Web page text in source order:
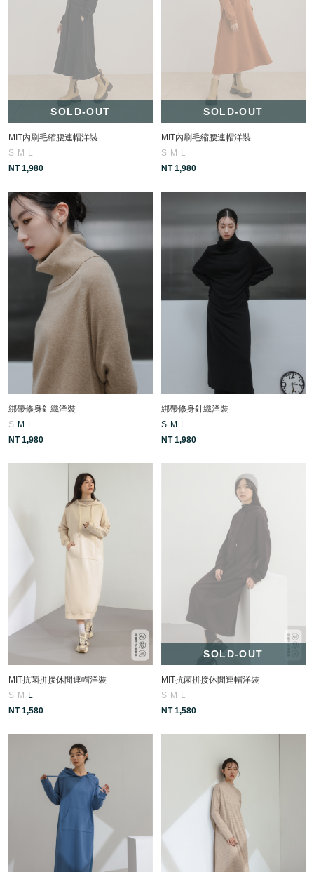
SOLD-OUT
MIT內刷毛縮腰連帽洋裝
S M
L
NT 1,980
SOLD-OUT
MIT內刷毛縮腰連帽洋裝
S M
L
NT 1,980
綁帶修身針織洋裝
S M L
NT 1,980
綁帶修身針織洋裝
S M L
NT 1,980
MIT抗菌拼接休閒連帽洋裝
S M
L
NT 1,580
SOLD-OUT
MIT抗菌拼接休閒連帽洋裝
S M
L
NT 1,580